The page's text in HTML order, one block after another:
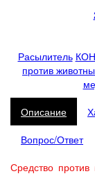
Расылитель
против
Описание
Вопрос/Ответ
Средство